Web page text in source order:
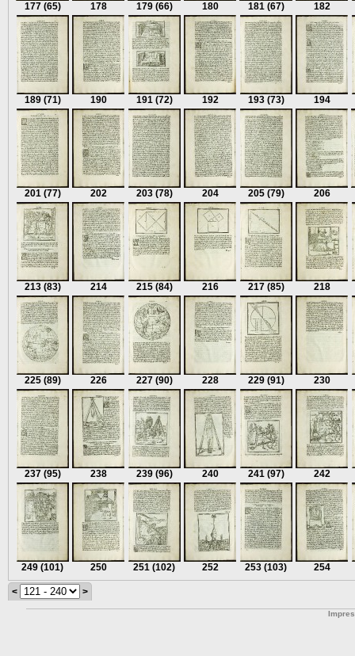
177 (65) 178 179 (66) 180 181 (67) 182
189 (71) 190 191 (72) 192 193 (73) 194
201 (77) 202 203 (78) 204 205 (79) 206
213 (83) 214 215 (84) 216 217 (85) 218
225 (89) 226 227 (90) 228 229 (91) 230
237 (95) 238 239 (96) 240 241 (97) 242
249 (101) 250 251 (102) 252 253 (103) 254
< >